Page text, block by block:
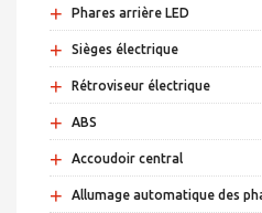
+ Phares arrière LED
+ Sièges électrique
+ Rétroviseur électrique
+ ABS
+ Accoudoir central
+ Allumage automatique des